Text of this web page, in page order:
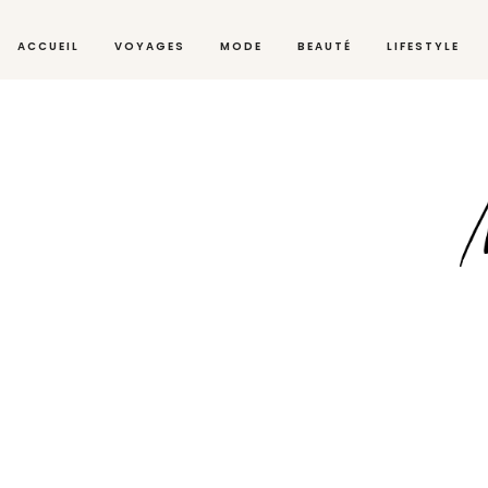
ACCUEIL VOYAGES MODE BEAUTÉ LIFESTYLE